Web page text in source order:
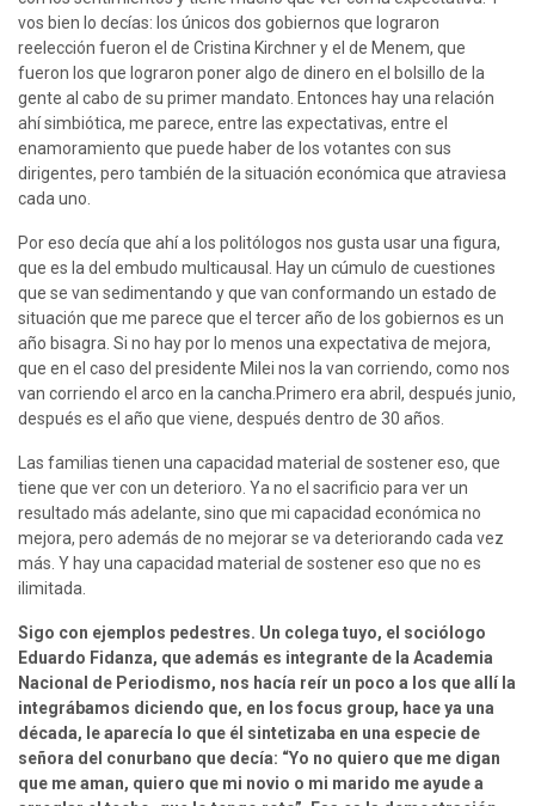
vos bien lo decías: los únicos dos gobiernos que lograron
reelección fueron el de Cristina Kirchner y el de Menem, que
fueron los que lograron poner algo de dinero en el bolsillo de la
gente al cabo de su primer mandato. Entonces hay una relación
ahí simbiótica, me parece, entre las expectativas, entre el
enamoramiento que puede haber de los votantes con sus
dirigentes, pero también de la situación económica que atraviesa
cada uno.
Por eso decía que ahí a los politólogos nos gusta usar una figura,
que es la del embudo multicausal. Hay un cúmulo de cuestiones
que se van sedimentando y que van conformando un estado de
situación que me parece que el tercer año de los gobiernos es un
año bisagra. Si no hay por lo menos una expectativa de mejora,
que en el caso del presidente Milei nos la van corriendo, como nos
van corriendo el arco en la cancha.Primero era abril, después junio,
después es el año que viene, después dentro de 30 años.
Las familias tienen una capacidad material de sostener eso, que
tiene que ver con un deterioro. Ya no el sacrificio para ver un
resultado más adelante, sino que mi capacidad económica no
mejora, pero además de no mejorar se va deteriorando cada vez
más. Y hay una capacidad material de sostener eso que no es
ilimitada.
Sigo con ejemplos pedestres. Un colega tuyo, el sociólogo
Eduardo Fidanza, que además es integrante de la Academia
Nacional de Periodismo, nos hacía reír un poco a los que allí la
integrábamos diciendo que, en los focus group, hace ya una
década, le aparecía lo que él sintetizaba en una especie de
señora del conurbano que decía: “Yo no quiero que me digan
que me aman, quiero que mi novio o mi marido me ayude a